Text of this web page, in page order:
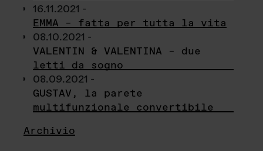
16.11.2021 -
EMMA – fatta per tutta la vita
08.10.2021 -
VALENTIN & VALENTINA – due
letti da sogno
08.09.2021 -
GUSTAV, la parete
multifunzionale convertibile
Archivio